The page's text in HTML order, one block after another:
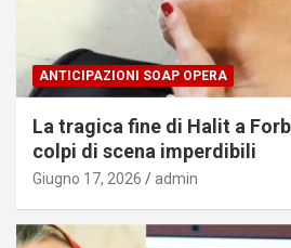
ANTICIPAZIONI SOAP OPERA
La tragica fine di Halit a
colpi di scena imperdibili
Giugno 17, 2026 admin